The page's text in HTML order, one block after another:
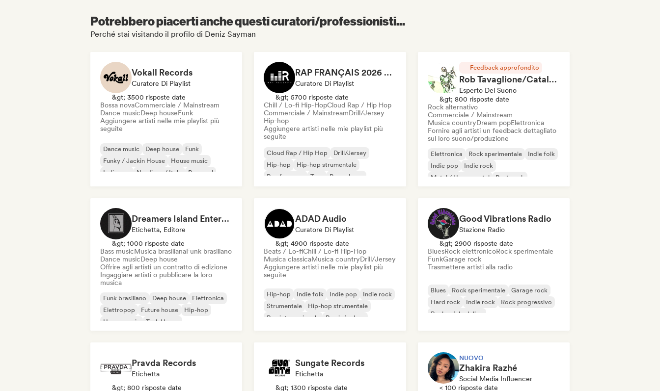
Potrebbero piacerti anche questi curatori/professionisti...
Perché stai visitando il profilo di Deniz Sayman
Vokall Records
Curatore Di Playlist
&gt; 3500 risposte date
Bossa novaCommerciale / Mainstream
Dance musicDeep houseFunk
Aggiungere artisti nelle mie playlist più
seguite
Dance music Deep house
Funk
Funky / Jackin House
House music
Indie pop
Nu-disco / Italo Pop soul
RAP FRANÇAIS 2026 🔥🇫🇷 (Way Records)
Curatore Di Playlist
&gt; 5700 risposte date
Chill / Lo-fi Hip-HopCloud Rap / Hip Hop
Commerciale / MainstreamDrill/Jersey
Hip-hop
Aggiungere artisti nelle mie playlist più
seguite
Cloud Rap / Hip Hop
Drill/Jersey
Hip-hop
Hip-hop strumentale
Rap francese
Trap
Pop urbano
Feedback approfondito
Rob Tavaglione/Catalyst Recording
Esperto Del Suono
&gt; 800 risposte date
Rock alternativo
Commerciale / Mainstream
Musica countryDream popElettronica
Fornire agli artisti un feedback dettagliato
sul loro suono/produzione
Elettronica Rock sperimentale
Indie folk
Indie pop
Indie rock
Metal / Heavy metal
Post punk
Dreamers Island Entertainment
Etichetta, Editore
&gt; 1000 risposte date
Bass musicMusica brasilianaFunk brasiliano
Dance musicDeep house
Offrire agli artisti un contratto di edizione
Ingaggiare artisti o pubblicare la loro
musica
Funk brasiliano Deep house
Elettronica
Elettropop
Future house
Hip-hop
House music
Tech House
ADAD Audio
Curatore Di Playlist
&gt; 4900 risposte date
Beats / Lo-fiChill / Lo-fi Hip-Hop
Musica classicaMusica countryDrill/Jersey
Aggiungere artisti nelle mie playlist più
seguite
Hip-hop Indie folk Indie pop
Indie rock
Strumentale
Hip-hop strumentale
Rap internazionale
Rap in inglese
Good Vibrations Radio
Stazione Radio
&gt; 2900 risposte date
BluesRock elettronicoRock sperimentale
FunkGarage rock
Trasmettere artisti alla radio
Blues Rock sperimentale
Garage rock
Hard rock
Indie rock
Rock progressivo
Rock psichedelico
Pravda Records
Etichetta
&gt; 800 risposte date
Sungate Records
Etichetta
&gt; 1300 risposte date
NUOVO
Zhakira Razhé
Social Media Influencer
< 100 risposte date